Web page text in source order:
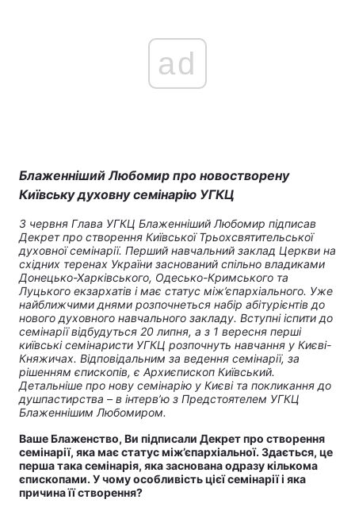
ad
Блаженніший Любомир про новостворену
Київську духовну семінарію УГКЦ
3 червня Глава УГКЦ Блаженніший Любомир підписав
Декрет про створення Київської Трьохсвятительської
духовної семінарії. Перший навчальний заклад Церкви на
східних теренах України заснований спільно владиками
Донецько-Харківського, Одесько-Кримського та
Луцького екзархатів і має статус між’єпархіального. Уже
найближчими днями розпочнеться набір абітурієнтів до
нового духовного навчального закладу. Вступні іспити до
семінарії відбудуться 20 липня, а з 1 вересня перші
київські семінаристи УГКЦ розпочнуть навчання у Києві-
Княжичах. Відповідальним за ведення семінарії, за
рішенням єпископів, є Архиєпископ Київський.
Детальніше про нову семінарію у Києві та покликання до
душпастирства – в інтерв’ю з Предстоятелем УГКЦ
Блаженнішим Любомиром.
Ваше Блаженство, Ви підписали Декрет про створення
семінарії, яка має статус між’єпархіальної. Здається, це
перша така семінарія, яка заснована одразу кількома
єпископами. У чому особливість цієї семінарії і яка
причина її створення?